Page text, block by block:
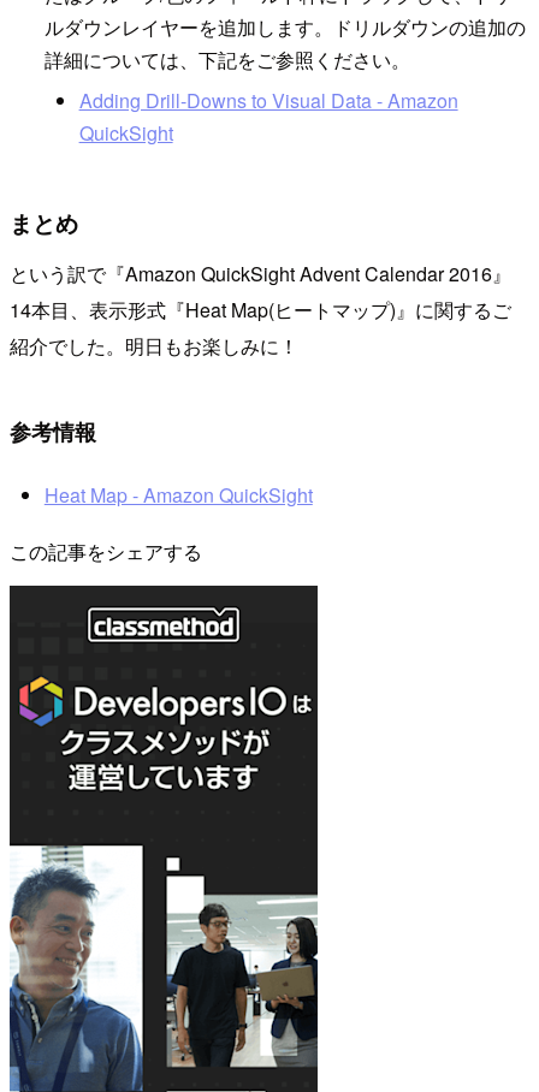
ルダウンレイヤーを追加します。ドリルダウンの追加の
詳細については、下記をご参照ください。
Adding Drill-Downs to Visual Data - Amazon
QuickSight
まとめ
という訳で『Amazon QuickSight Advent Calendar 2016』
14本目、表示形式『Heat Map(ヒートマップ)』に関するご
紹介でした。明日もお楽しみに！
参考情報
Heat Map - Amazon QuickSight
この記事をシェアする